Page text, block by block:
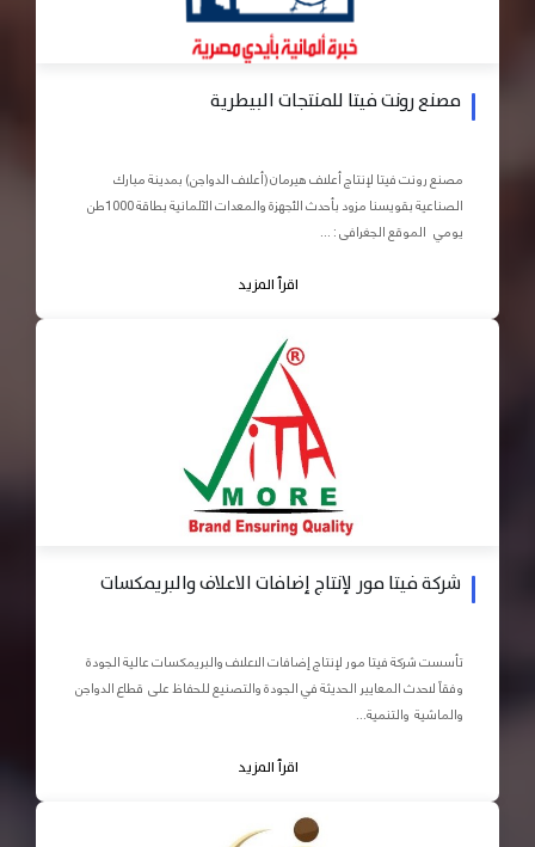
مصنع رونت فيتا للمنتجات البيطرية
مصنع رونت فيتا لإنتاج أعلاف هيرمان (أعلاف الدواجن) بمدينة مبارك
الصناعية بقويسنا مزود بأحدث الأجهزة والمعدات الآلمانية بطاقة 1000طن
يومي الموقع الجغرافى : ...
اقرأ المزيد
شركة فيتا مور لإنتاج إضافات الاعلاف والبريمكسات
تأسست شركة فيتا مور لإنتاج إضافات الاعلاف والبريمكسات عالية الجودة
وفقاً لاحدث المعايير الحديثة في الجودة والتصنيع للحفاظ على قطاع الدواجن
والماشية والتنمية...
اقرأ المزيد